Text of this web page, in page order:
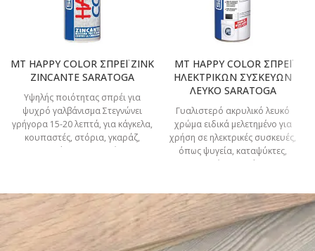
MT HAPPY COLOR ΣΠΡΕΪ ΖΙΝΚ
ZINCANTE SARATOGA
Υψηλής ποιότητας σπρέι για
ψυχρό γαλβάνισμα Στεγνώνει
γρήγορα 15-20 λεπτά, για κάγκελα,
κουπαστές, στόρια, γκαράζ,
παντζούρια, σε κολλήσεις,
MT HAPPY COLOR ΣΠΡΕΪ
ΗΛΕΚΤΡΙΚΩΝ ΣΥΣΚΕΥΩΝ
ΛΕΥΚΟ SARATOGA
Γυαλιστερό ακρυλικό λευκό
χρώμα ειδικά μελετημένο για
χρήση σε ηλεκτρικές συσκευές,
όπως ψυγεία, καταψύκτες,
πλυντήρια, φούρνοι